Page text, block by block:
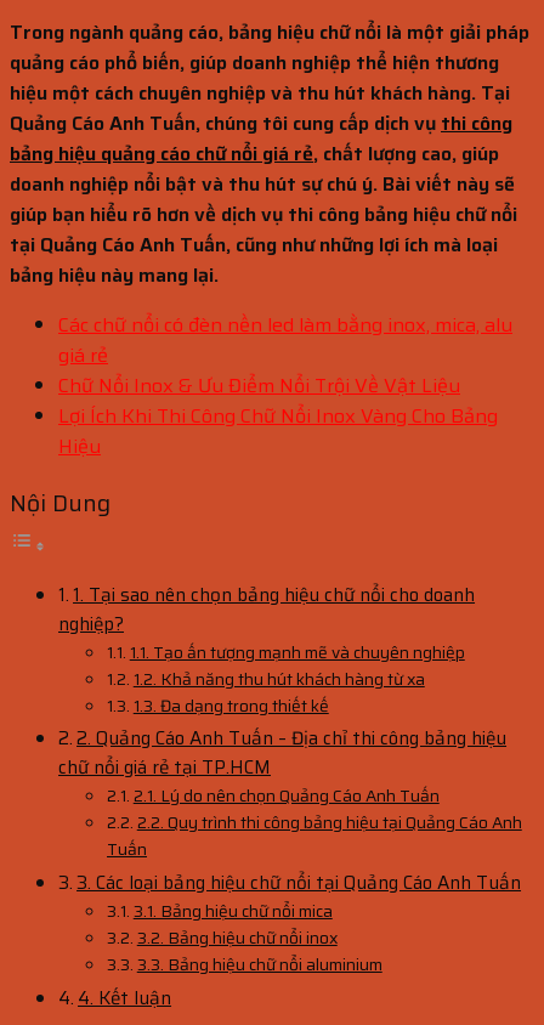
Trong ngành quảng cáo, bảng hiệu chữ nổi là một giải pháp
quảng cáo phổ biến, giúp doanh nghiệp thể hiện thương
hiệu một cách chuyên nghiệp và thu hút khách hàng. Tại
Quảng Cáo Anh Tuấn, chúng tôi cung cấp dịch vụthi công
bảng hiệu quảng cáo chữ nổi giá rẻ, chất lượng cao, giúp
doanh nghiệp nổi bật và thu hút sự chú ý. Bài viết này sẽ
giúp bạn hiểu rõ hơn về dịch vụ thi công bảng hiệu chữ nổi
tại Quảng Cáo Anh Tuấn, cũng như những lợi ích mà loại
bảng hiệu này mang lại.
Các chữ nổi có đèn nền led làm bằng inox, mica, alu
giá rẻ
Chữ Nổi Inox & Ưu Điểm Nổi Trội Về Vật Liệu
Lợi Ích Khi Thi Công Chữ Nổi Inox Vàng Cho Bảng
Hiệu
Nội Dung
1. Tại sao nên chọn bảng hiệu chữ nổi cho doanh
nghiệp?
1.1. Tạo ấn tượng mạnh mẽ và chuyên nghiệp
1.2. Khả năng thu hút khách hàng từ xa
1.3. Đa dạng trong thiết kế
2. Quảng Cáo Anh Tuấn – Địa chỉ thi công bảng hiệu
chữ nổi giá rẻ tại TP.HCM
2.1. Lý do nên chọn Quảng Cáo Anh Tuấn
2.2. Quy trình thi công bảng hiệu tại Quảng Cáo Anh
Tuấn
3. Các loại bảng hiệu chữ nổi tại Quảng Cáo Anh Tuấn
3.1. Bảng hiệu chữ nổi mica
3.2. Bảng hiệu chữ nổi inox
3.3. Bảng hiệu chữ nổi aluminium
4. Kết luận